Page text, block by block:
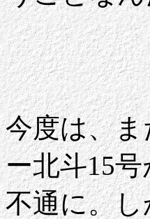
今度は、
ー北斗15
不通に。